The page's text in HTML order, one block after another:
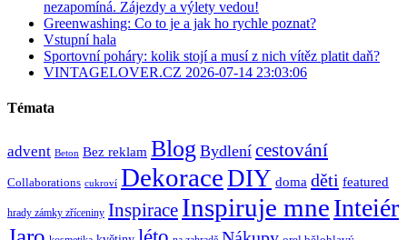
nezapomíná. Zájezdy a výlety vedou!
Greenwashing: Co to je a jak ho rychle poznat?
Vstupní hala
Sportovní poháry: kolik stojí a musí z nich vítěz platit daň?
VINTAGELOVER.CZ 2026-07-14 23:03:06
Témata
advent Beton Bez reklam Blog Bydlení cestování
Collaborations cukroví DekoraceDIY doma děti featured
hrady zámky zříceniny Inspirace Inspiruje mneInteiér